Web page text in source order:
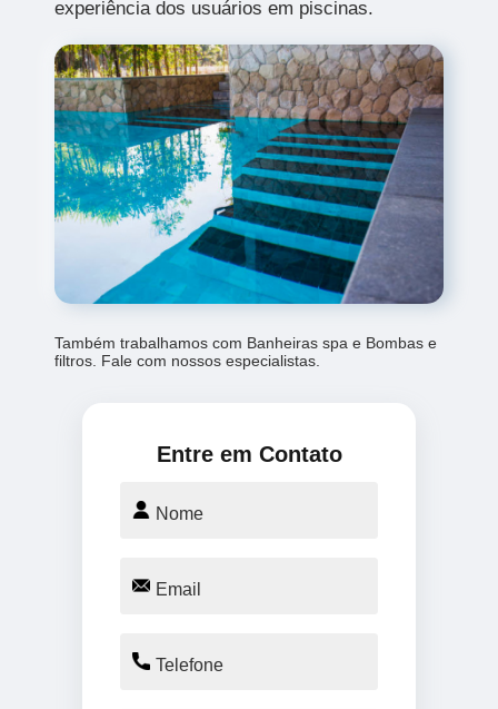
experiência dos usuários em piscinas.
Também trabalhamos com Banheiras spa e Bombas e
filtros. Fale com nossos especialistas.
Entre em Contato